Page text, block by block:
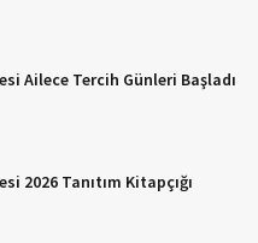
Ailece Tercih Günleri Başladı
2026 Tanıtım Kitapçığı